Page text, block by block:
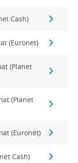
Cash)
(Euronet)
(Planet
(Planet
(Euronet)
Cash)